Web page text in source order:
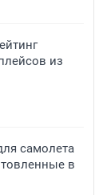
из
самолета
в